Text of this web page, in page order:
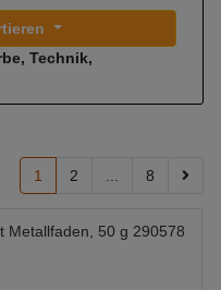
Technik,
1 2 8
Metallfaden, 50 g 290578